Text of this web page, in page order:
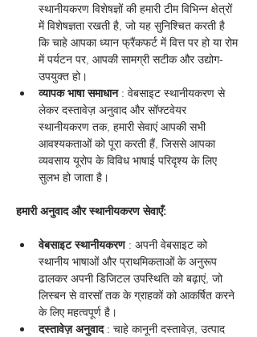
स्थानीयकरण विशेषज्ञों की हमारी टीम विभिन्न क्षेत्रों
में विशेषज्ञता रखती है, जो यह सुनिश्चित करती है
कि चाहे आपका ध्यान फ्रैंकफर्ट में वित्त पर हो या रोम
में पर्यटन पर, आपकी सामग्री सटीक और उद्योग-
उपयुक्त हो।
व्यापक भाषा समाधान : वेबसाइट स्थानीयकरण से
लेकर दस्तावेज़ अनुवाद और सॉफ्टवेयर
स्थानीयकरण तक, हमारी सेवाएं आपकी सभी
आवश्यकताओं को पूरा करती हैं, जिससे आपका
व्यवसाय यूरोप के विविध भाषाई परिदृश्य के लिए
सुलभ हो जाता है।
हमारी अनुवाद और स्थानीयकरण सेवाएँ:
वेबसाइट स्थानीयकरण : अपनी वेबसाइट को
स्थानीय भाषाओं और प्राथमिकताओं के अनुरूप
ढालकर अपनी डिजिटल उपस्थिति को बढ़ाएं, जो
लिस्बन से वारसॉ तक के ग्राहकों को आकर्षित करने
के लिए महत्वपूर्ण है।
दस्तावेज़ अनुवाद : चाहे कानूनी दस्तावेज़, उत्पाद